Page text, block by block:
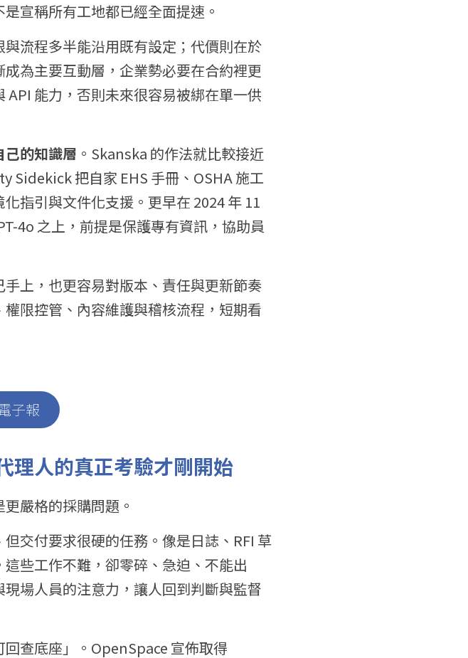
宣稱所有工地都已經全面提速。
流程多半能沿用既有設定；代價則在於
為主要互動層，企業勢必要在合約裡更
能力，否則未來很容易被綁在單一供
己的知識層 。Skanska 的作法就比較接近
Sidekick 把自家 EHS 手冊、OSHA 施工
指引與文件化支援。更早在 2024 年 11
4o 之上，前提是保護專有資訊，協助員
上，也更容易對版本、責任與更新節奏
限控管、內容維護與稽核流程，短期看
子報
理人的真正考驗才剛開始
嚴格的採購問題。
交付要求很硬的任務。像是日誌、RFI 草
些工作不難，卻零碎、急迫、不能出
場人員的注意力，讓人回到判斷與監督
查底座」。OpenSpace 宣佈取得